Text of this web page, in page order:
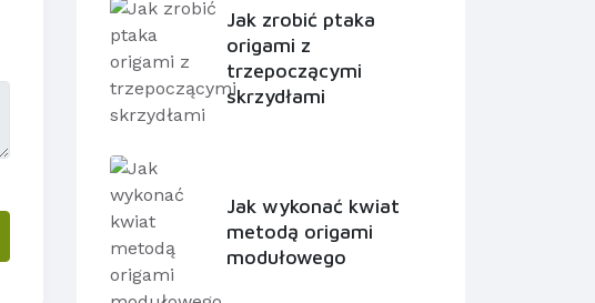
Jak zrobić ptaka
origami z
trzepoczącymi
skrzydłami
Jak wykonać kwiat
metodą origami
modułowego